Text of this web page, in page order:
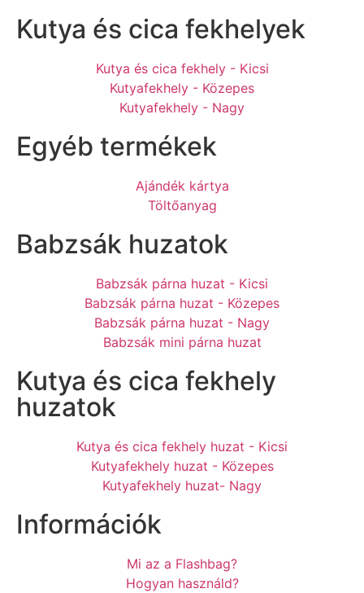
Kutya és cica fekhelyek
Kutya és cica fekhely - Kicsi
Kutyafekhely - Közepes
Kutyafekhely - Nagy
Egyéb termékek
Ajándék kártya
Töltőanyag
Babzsák huzatok
Babzsák párna huzat - Kicsi
Babzsák párna huzat - Közepes
Babzsák párna huzat - Nagy
Babzsák mini párna huzat
Kutya és cica fekhely
huzatok
Kutya és cica fekhely huzat - Kicsi
Kutyafekhely huzat - Közepes
Kutyafekhely huzat- Nagy
Információk
Mi az a Flashbag?
Hogyan használd?